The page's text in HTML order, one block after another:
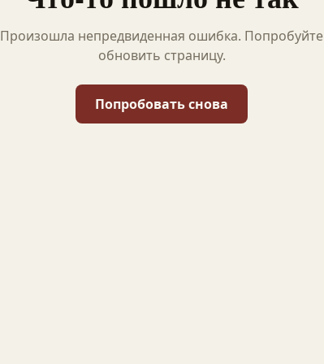
Произошла непредвиденная ошибка. Попробуйте
обновить страницу.
Попробовать снова